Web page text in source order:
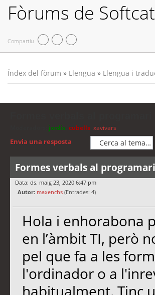
Fòrums de
Compartiu
Índex del fòrum » Llengua » Llengua i
jordis cubells xavivars
Envia una resposta
Formes verbals al programari
Data: ds. maig 23, 2020 6:47 pm
Autor: maxenchs (Entrades: 4)
Hola i enhorabona
en l’àmbit TI, però
pel que fa a les
l'ordinador o a